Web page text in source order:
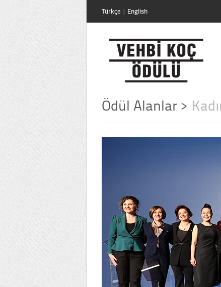
Türkçe | English
Ödül Alanlar >